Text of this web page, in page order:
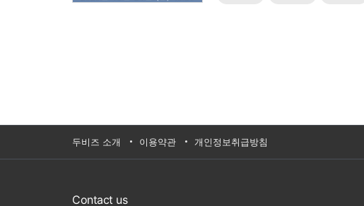
두비즈 소개 이용약관 개인정보취급방침
Contact us